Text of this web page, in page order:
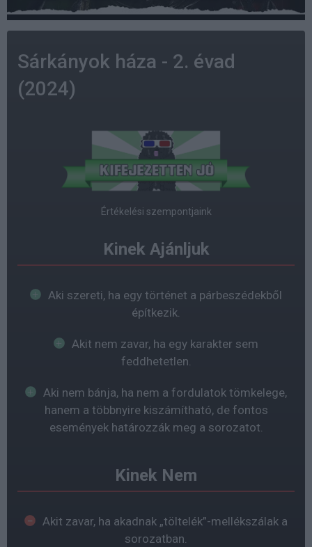
Sárkányok háza - 2. évad
(2024)
Értékelési szempontjaink
Kinek Ajánljuk
Aki szereti, ha egy történet a párbeszédekből
építkezik.
Akit nem zavar, ha egy karakter sem
feddhetetlen.
Aki nem bánja, ha nem a fordulatok tömkelege,
hanem a többnyire kiszámítható, de fontos
események határozzák meg a sorozatot.
Kinek Nem
Akit zavar, ha akadnak „töltelék”-mellékszálak a
sorozatban.